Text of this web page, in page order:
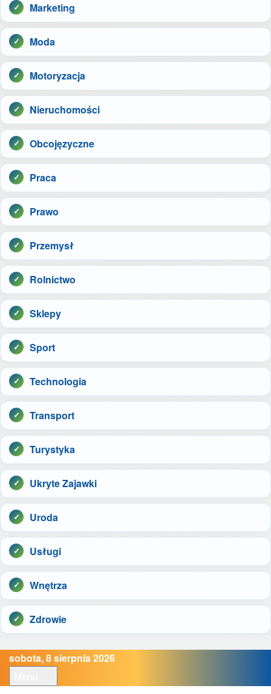
Marketing
Moda
Motoryzacja
Nieruchomości
Obcojęzyczne
Praca
Prawo
Przemysł
Rolnictwo
Sklepy
Sport
Technologia
Transport
Turystyka
Ukryte Zajawki
Uroda
Usługi
Wnętrza
Zdrowie
sobota, 8 sierpnia 2026